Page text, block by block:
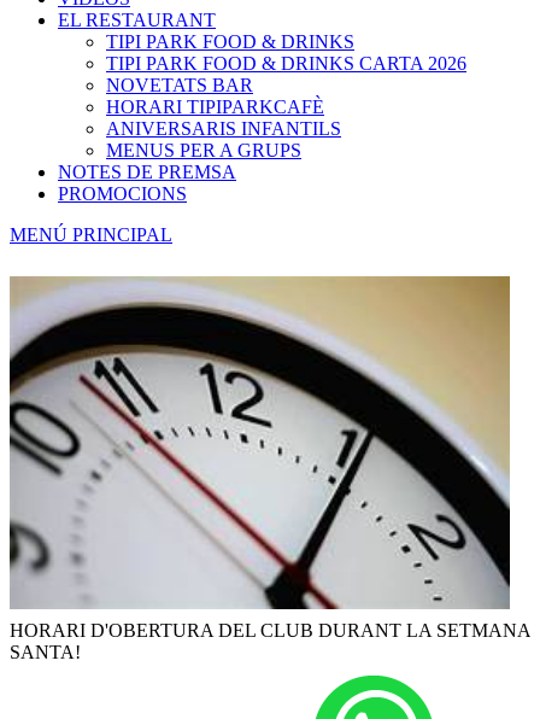
EL RESTAURANT
TIPI PARK FOOD & DRINKS
TIPI PARK FOOD & DRINKS CARTA 2026
NOVETATS BAR
HORARI TIPIPARKCAFÈ
ANIVERSARIS INFANTILS
MENUS PER A GRUPS
NOTES DE PREMSA
PROMOCIONS
MENÚ PRINCIPAL
HORARI D'OBERTURA DEL CLUB DURANT LA SETMANA
SANTA!